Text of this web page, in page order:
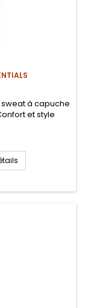
sweat à capuche
et style